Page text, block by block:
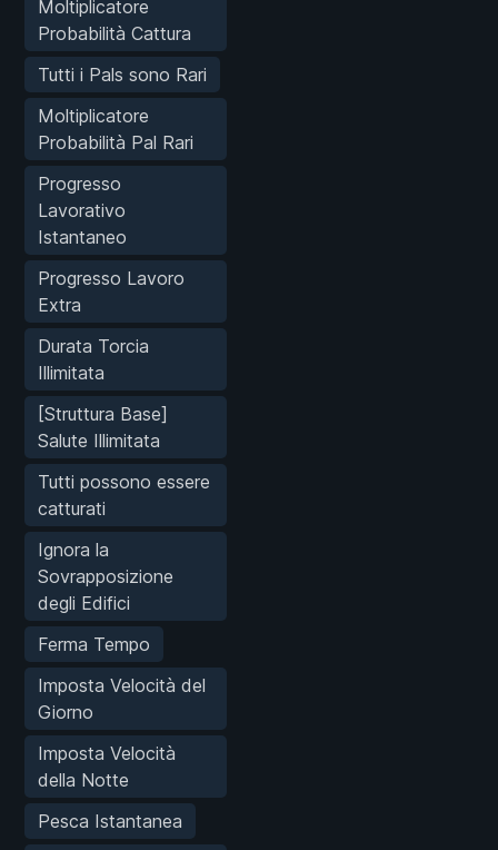
Moltiplicatore
Probabilità Cattura
Tutti i Pals sono Rari
Moltiplicatore
Probabilità Pal Rari
Progresso
Lavorativo
Istantaneo
Progresso Lavoro
Extra
Durata Torcia
Illimitata
[Struttura Base]
Salute Illimitata
Tutti possono essere
catturati
Ignora la
Sovrapposizione
degli Edifici
Ferma Tempo
Imposta Velocità del
Giorno
Imposta Velocità
della Notte
Pesca Istantanea